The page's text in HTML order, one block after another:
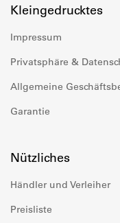
Kleingedrucktes
Impressum
Privatsphäre &
Allgemeine
Garantie
Nützliches
Händler und Verleiher
Preisliste